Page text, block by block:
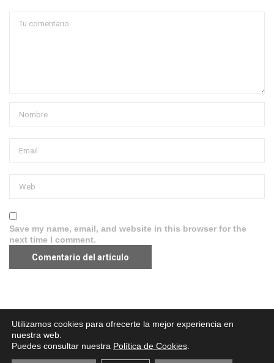
Save my name, email, and website in this browser for the
next time I comment.
Aviso legal·Política de Privacidad·Política de Cookies
Utilizamos cookies para ofrecerte la mejor experiencia en
nuestra web.
Puedes consultar nuestra Política de Cookies